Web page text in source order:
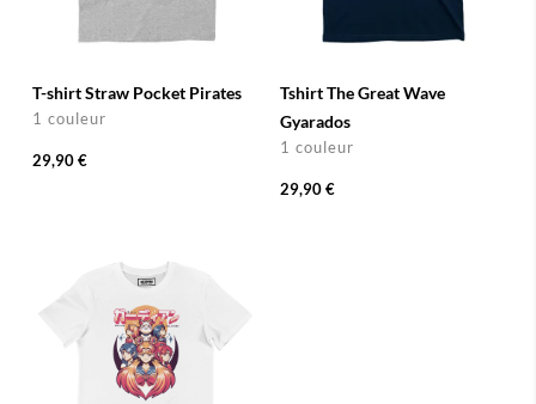
T-shirt Straw Pocket Pirates
1 couleur
29,90 €
Tshirt The Great Wave
Gyarados
1 couleur
29,90 €